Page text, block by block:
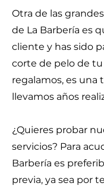
Otra de las
de La Barbería es
cliente y has sido
corte de pelo de
regalamos, es una
llevamos años
¿Quieres probar
servicios? Para
Barbería es
previa, ya sea por